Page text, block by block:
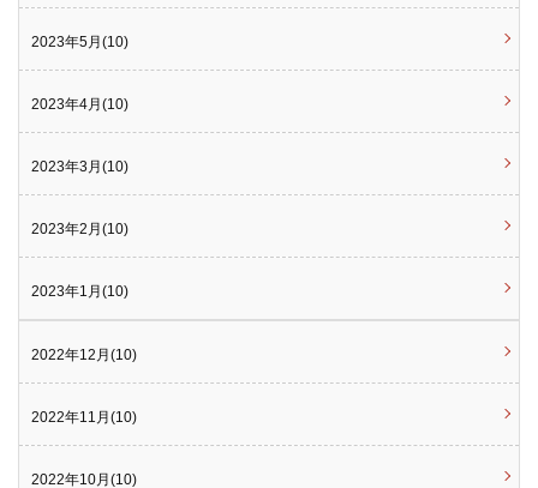
2023年5月(10)
2023年4月(10)
2023年3月(10)
2023年2月(10)
2023年1月(10)
2022年12月(10)
2022年11月(10)
2022年10月(10)